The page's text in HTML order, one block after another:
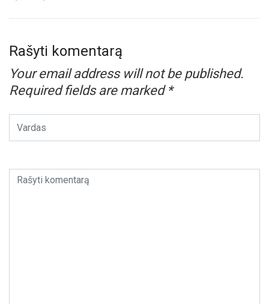
Rašyti komentarą
Your email address will not be published.
Required fields are marked *